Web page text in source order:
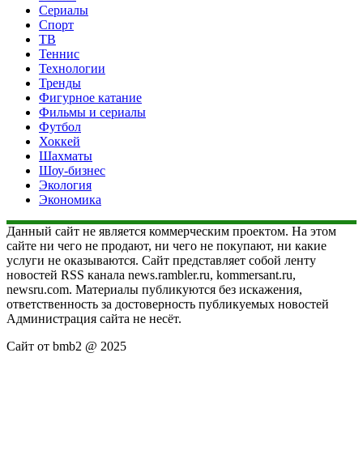
Сериалы
Спорт
ТВ
Теннис
Технологии
Тренды
Фигурное катание
Фильмы и сериалы
Футбол
Хоккей
Шахматы
Шоу-бизнес
Экология
Экономика
Данный сайт не является коммерческим проектом. На этом
сайте ни чего не продают, ни чего не покупают, ни какие
услуги не оказываются. Сайт представляет собой ленту
новостей RSS канала news.rambler.ru, kommersant.ru,
newsru.com. Материалы публикуются без искажения,
ответственность за достоверность публикуемых новостей
Администрация сайта не несёт.
Сайт от bmb2 @ 2025